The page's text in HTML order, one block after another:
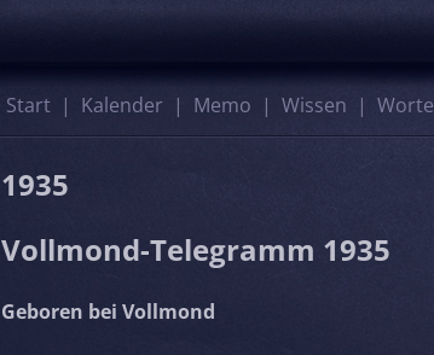
Start Kalender Memo Wissen Worte
1935
Vollmond-Telegramm 1935
Geboren bei Vollmond